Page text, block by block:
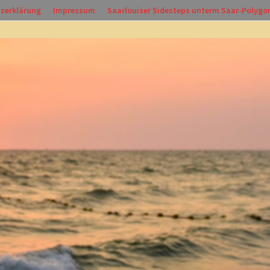
Impressum Saarlouiser Sidesteps unterm Saar-